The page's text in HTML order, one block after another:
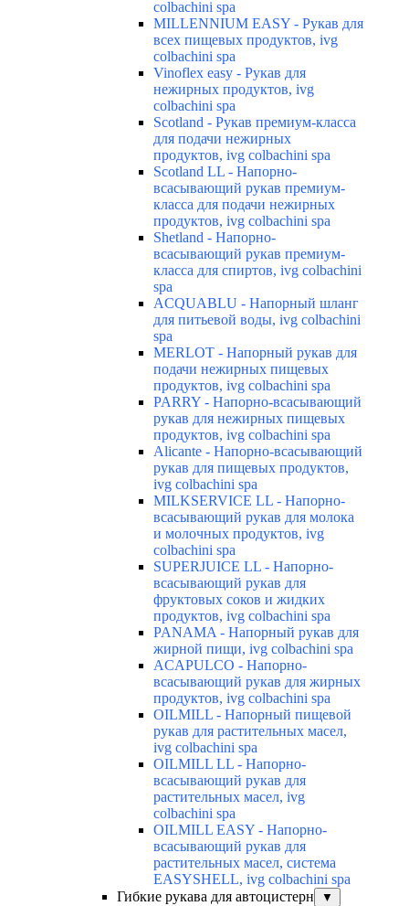
colbachini spa
MILLENNIUM EASY - Рукав для
всех пищевых продуктов, ivg
colbachini spa
Vinoflex easy - Рукав для
нежирных продуктов, ivg
colbachini spa
Scotland - Рукав премиум-класса
для подачи нежирных
продуктов, ivg colbachini spa
Scotland LL - Напорно-
всасывающий рукав премиум-
класса для подачи нежирных
продуктов, ivg colbachini spa
Shetland - Напорно-
всасывающий рукав премиум-
класса для спиртов, ivg colbachini
spa
ACQUABLU - Напорный шланг
для питьевой воды, ivg colbachini
spa
MERLOT - Напорный рукав для
подачи нежирных пищевых
продуктов, ivg colbachini spa
PARRY - Напорно-всасывающий
рукав для нежирных пищевых
продуктов, ivg colbachini spa
Alicante - Напорно-всасывающий
рукав для пищевых продуктов,
ivg colbachini spa
MILKSERVICE LL - Напорно-
всасывающий рукав для молока
и молочных продуктов, ivg
colbachini spa
SUPERJUICE LL - Напорно-
всасывающий рукав для
фруктовых соков и жидких
продуктов, ivg colbachini spa
PANAMA - Напорный рукав для
жирной пищи, ivg colbachini spa
ACAPULCO - Напорно-
всасывающий рукав для жирных
продуктов, ivg colbachini spa
OILMILL - Напорный пищевой
рукав для растительных масел,
ivg colbachini spa
OILMILL LL - Напорно-
всасывающий рукав для
растительных масел, ivg
colbachini spa
OILMILL EASY - Напорно-
всасывающий рукав для
растительных масел, система
EASYSHELL, ivg colbachini spa
Гибкие рукава для автоцистерн
▼